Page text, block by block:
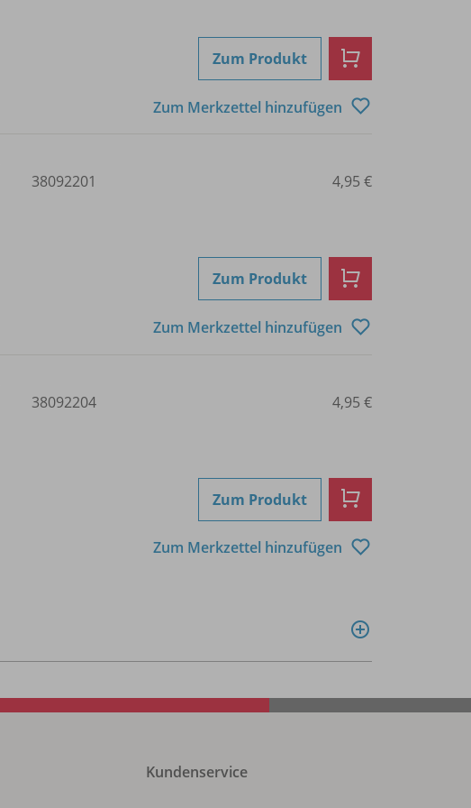
Zum Produkt
Zum Merkzettel hinzufügen
38092201 4,95 €
Zum Produkt
Zum Merkzettel hinzufügen
38092204 4,95 €
Zum Produkt
Zum Merkzettel hinzufügen
Kundenservice